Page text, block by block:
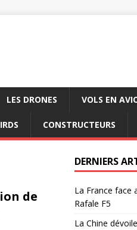
LES DRONES VOLS EN
CONSTRUCTEURS
de
DERNIERS
La France face
Rafale F5
La Chine